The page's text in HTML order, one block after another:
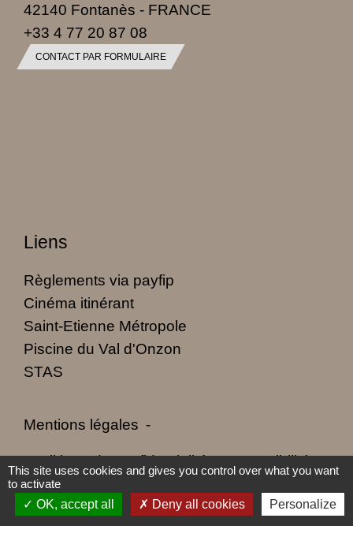
42140 Fontanès - FRANCE
+33 4 77 20 87 08
CONTACT PAR FORMULAIRE
Liens
Règlements via payfip
Cinéma itinérant
Saint-Etienne Métropole
Piscine du Val d'Onzon
STAS
Mentions légales -
Politique de confidentialité - Accessibilité -
Plan du site - Gestion des cookies
This site uses cookies and gives you control over what you want
to activate
OK, accept all
Deny all cookies Personalize